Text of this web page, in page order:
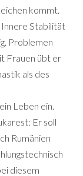
kommt.
Innere Stabilität
Problemen
Frauen übt er
als des
Leben ein.
Er soll
Rumänien
diesem